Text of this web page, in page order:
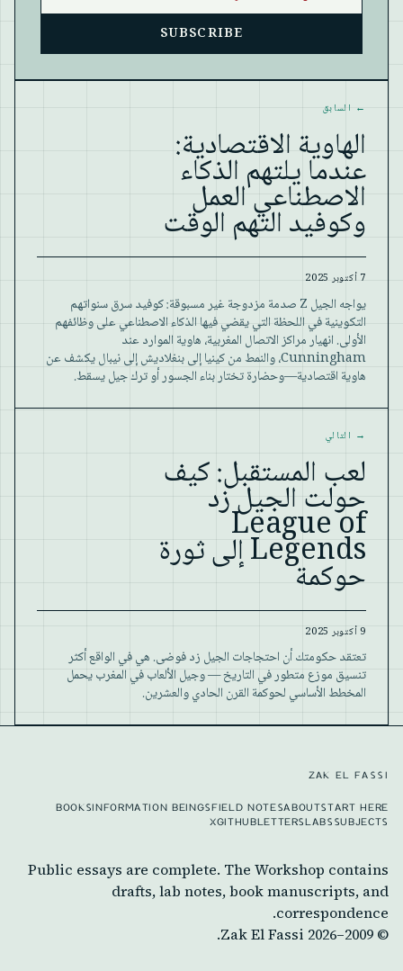
SUBSCRIBE
Website
السابق
الهاوية الاقتصادية:
عندما يلتهم الذكاء
الاصطناعي العمل
وكوفيد التهم الوقت
يواجه الجيل Z صدمة مزدوجة غير مسبوقة: كوفيد سرق سنواتهم
التكوينية في اللحظة التي يقضي فيها الذكاء الاصطناعي على وظائفهم
الأولى. انهيار مراكز الاتصال المغربية، هاوية الموارد عند
Cunningham، والنمط من كينيا إلى بنغلاديش إلى نيبال يكشف عن
هاوية اقتصادية—وحضارة تختار بناء الجسور أو ترك جيل يسقط.
التالي
لعب المستقبل: كيف
حولت الجيل زد
League of
Legends إلى ثورة
حوكمة
تعتقد حكومتك أن احتجاجات الجيل زد فوضى. هي في الواقع أكثر
تنسيق موزع متطور في التاريخ — وجيل الألعاب في المغرب يحمل
المخطط الأساسي لحوكمة القرن الحادي والعشرين.
ZAK EL FASSI
START HERE
ABOUT
FIELD NOTES
INFORMATION BEINGS
BOOKS
SUBJECTS
LABS
LETTERS
GITHUB
X
Public essays are complete. The Workshop contains
drafts, lab notes, book manuscripts, and
correspondence.
© 2009–
2026
Zak El Fassi.